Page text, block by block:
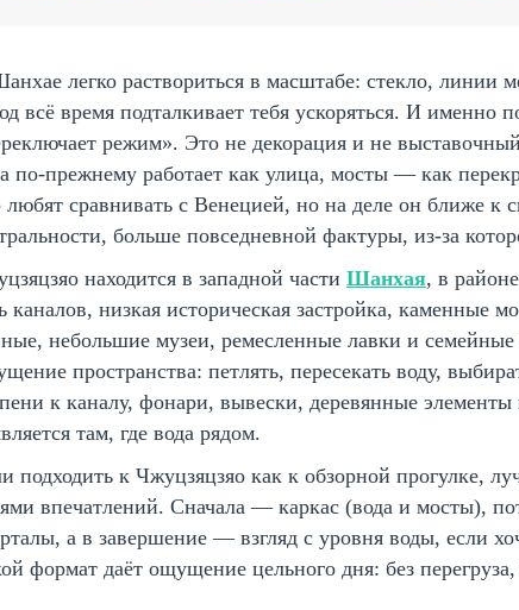
легко раствориться в масштабе: стекло,
всё время подталкивает тебя ускоряться. И именно
режим». Это не декорация и не
по-прежнему работает как улица, мосты — как
любят сравнивать с Венецией, но на деле он ближе к
больше повседневной фактуры, из-за
находится в западной части Шанхая, в
каналов, низкая историческая застройка, каменные
небольшие музеи, ремесленные лавки и
пространства: петлять, пересекать воду,
к каналу, фонари, вывески, деревянные
там, где вода рядом.
подходить к Чжуцзяцзяо как к обзорной прогулке,
впечатлений. Сначала — каркас (вода и мосты),
а в завершение — взгляд с уровня воды, если
формат даёт ощущение цельного дня: без